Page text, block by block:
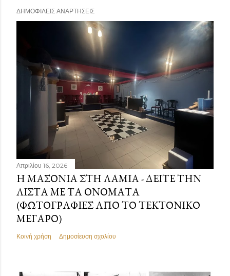
ΔΗΜΟΦΙΛΕΊΣ ΑΝΑΡΤΉΣΕΙΣ
Απριλίου 16, 2026
Η ΜΑΣΟΝΊΑ ΣΤΗ ΛΑΜΊΑ - ΔΕΊΤΕ ΤΗΝ
ΛΊΣΤΑ ΜΕ ΤΑ ΟΝΌΜΑΤΑ
(ΦΩΤΟΓΡΑΦΊΕΣ ΑΠΌ ΤΟ ΤΕΚΤΟΝΙΚΌ
ΜΈΓΑΡΟ)
Κοινή χρήση Δημοσίευση σχολίου